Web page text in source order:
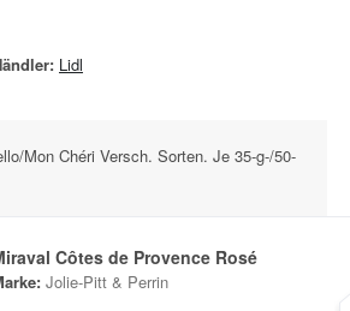
Lidl
Mon Chéri Versch. Sorten. Je 35-g-/50-
Côtes de Provence Rosé
Jolie-Pitt & Perrin